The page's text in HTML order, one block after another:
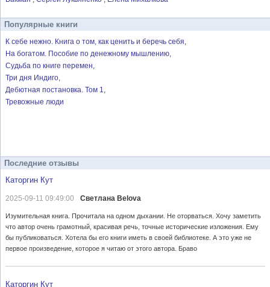
Популярные книги
К себе нежно. Книга о том, как ценить и беречь себя
На богатом. Пособие по денежному мышлению
Судьба по книге перемен
Три дня Индиго
Дебютная постановка. Том 1
Тревожные люди
Последние отзывы
Каторгин Кут
2025-09-11 09:49:00 Светлана Belova
Изумительная книга. Прочитала на одном дыхании. Не оторваться. Хочу заметить
что автор очень грамотный, красивая речь, точные исторические изложения. Ему
бы публиковаться. Хотела бы его книги иметь в своей библиотеке. А это уже не
первое произведение, которое я читаю от этого автора. Браво
Каторгин Кут